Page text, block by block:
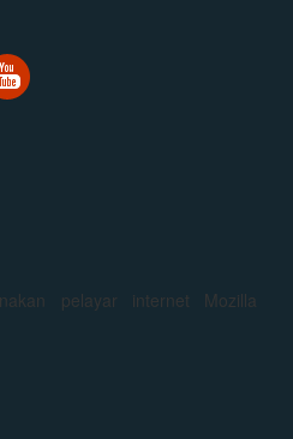
pelayar internet Mozilla